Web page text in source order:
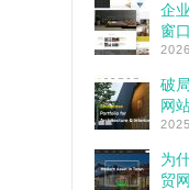
企
窗
破
网
为
贸